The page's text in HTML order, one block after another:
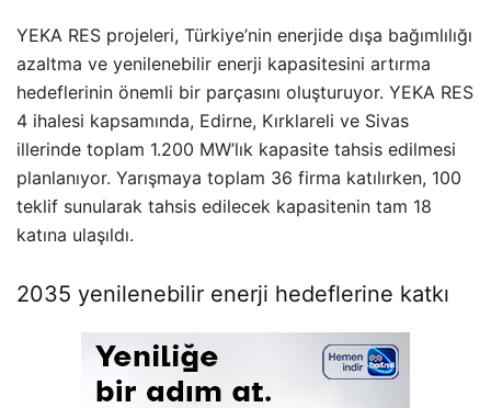
YEKA RES projeleri, Türkiye’nin enerjide dışa bağımlılığı
azaltma ve yenilenebilir enerji kapasitesini artırma
hedeflerinin önemli bir parçasını oluşturuyor. YEKA RES
4 ihalesi kapsamında, Edirne, Kırklareli ve Sivas
illerinde toplam 1.200 MW’lık kapasite tahsis edilmesi
planlanıyor. Yarışmaya toplam 36 firma katılırken, 100
teklif sunularak tahsis edilecek kapasitenin tam 18
katına ulaşıldı.
2035 yenilenebilir enerji hedeflerine katkı